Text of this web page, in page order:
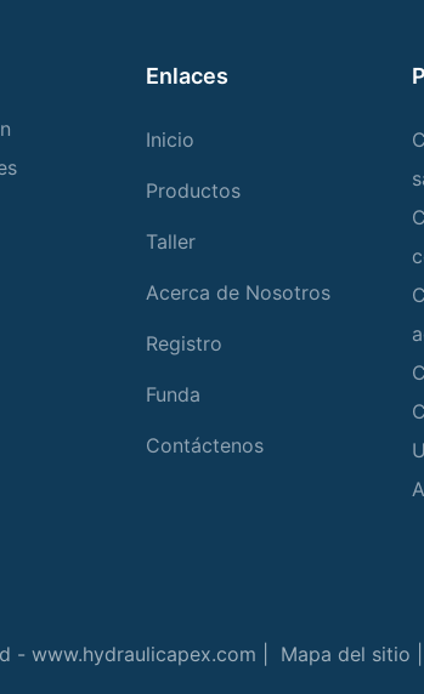
Enlaces
Inicio
Productos
Taller
Acerca de Nosotros
Registro
Funda
Contáctenos
- www.hydraulicapex.com | Mapa del sitio